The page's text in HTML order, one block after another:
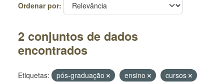
Ordenar por
2 conjuntos de dados
encontrados
Etiquetas: pós-graduação ensino cursos